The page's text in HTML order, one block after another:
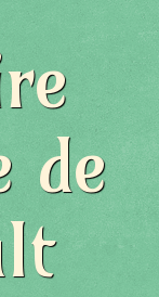
de